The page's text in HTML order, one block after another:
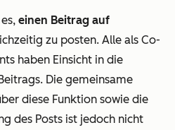
einen Beitrag auf
zu posten. Alle als Co-
haben Einsicht in die
Die gemeinsame
diese Funktion sowie die
des Posts ist jedoch nicht